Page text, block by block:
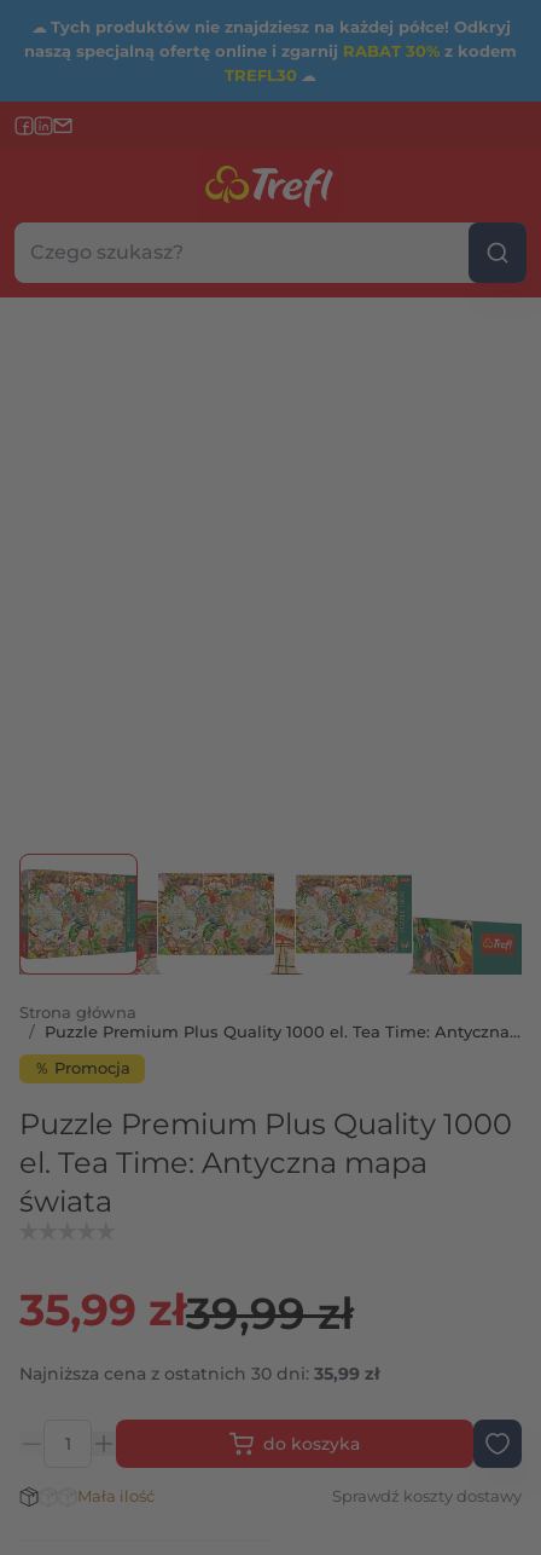
☁ Tych produktów nie znajdziesz na każdej półce! Odkryj
naszą specjalną ofertę online i zgarnij RABAT 30% z kodem
TREFL30 ☁
Szukaj w sklepie...
Wybierz kategorię
View larger imageView larger imageView larger image
Strona główna
/ Puzzle Premium Plus Quality 1000 el. Tea Time: Antyczna
mapa świata
％ Promocja
Puzzle Premium Plus Quality 1000
el. Tea Time: Antyczna mapa
świata
39,99 zł
35,99 zł
Najniższa cena z ostatnich 30 dni: 35,99 zł
do koszyka
Stan magazynowy:
Mała ilość Sprawdź koszty dostawy